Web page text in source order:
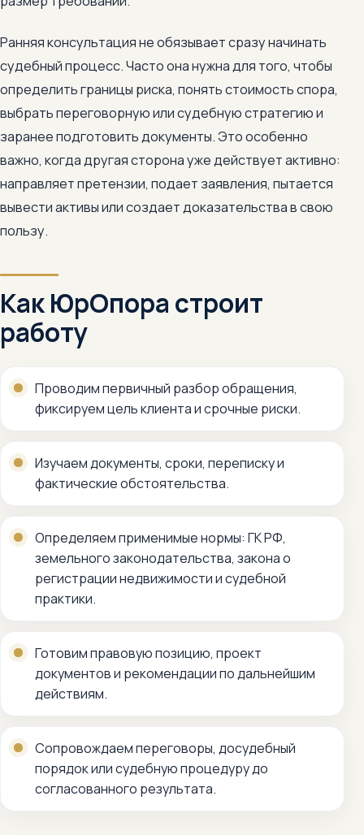
Ранняя консультация не обязывает сразу начинать
судебный процесс. Часто она нужна для того, чтобы
определить границы риска, понять стоимость спора,
выбрать переговорную или судебную стратегию и
заранее подготовить документы. Это особенно
важно, когда другая сторона уже действует активно:
направляет претензии, подает заявления, пытается
вывести активы или создает доказательства в свою
пользу.
Как ЮрОпора строит
работу
Проводим первичный разбор обращения,
фиксируем цель клиента и срочные риски.
Изучаем документы, сроки, переписку и
фактические обстоятельства.
Определяем применимые нормы: ГК РФ,
земельного законодательства, закона о
регистрации недвижимости и судебной
практики.
Готовим правовую позицию, проект
документов и рекомендации по дальнейшим
действиям.
Сопровождаем переговоры, досудебный
порядок или судебную процедуру до
согласованного результата.